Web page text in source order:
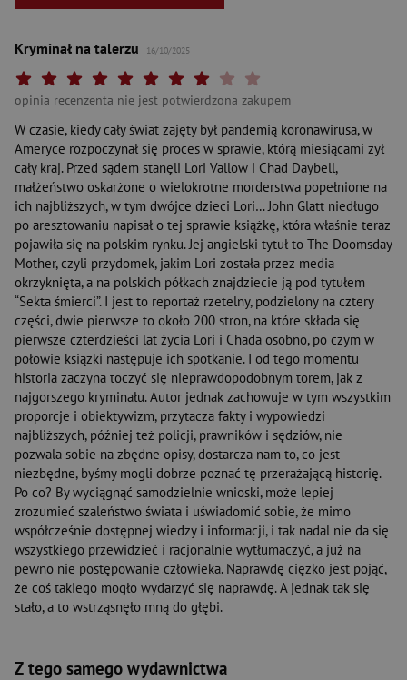
Kryminał na talerzu 16/10/2025
Twoja ocena: Arcydzieło
Twoja ocena: Wybitna 9/10"
Twoja ocena: Rewelacyjna 8/10"
Twoja ocena: Bardzo dobra 7/10"
Twoja ocena: Dobra 6/10"
Twoja ocena: Przeciętna 5/10"
Twoja ocena: Może być 4/10"
Twoja ocena: Słaba 3/10"
Twoja ocena: Bardzo słaba 2/10"
Twoja ocena: Beznadziejna 1/10"
opinia recenzenta nie jest potwierdzona zakupem
W czasie, kiedy cały świat zajęty był pandemią koronawirusa, w
Ameryce rozpoczynał się proces w sprawie, którą miesiącami żył
cały kraj. Przed sądem stanęli Lori Vallow i Chad Daybell,
małżeństwo oskarżone o wielokrotne morderstwa popełnione na
ich najbliższych, w tym dwójce dzieci Lori… John Glatt niedługo
po aresztowaniu napisał o tej sprawie książkę, która właśnie teraz
pojawiła się na polskim rynku. Jej angielski tytuł to The Doomsday
Mother, czyli przydomek, jakim Lori została przez media
okrzyknięta, a na polskich półkach znajdziecie ją pod tytułem
“Sekta śmierci”. I jest to reportaż rzetelny, podzielony na cztery
części, dwie pierwsze to około 200 stron, na które składa się
pierwsze czterdzieści lat życia Lori i Chada osobno, po czym w
połowie książki następuje ich spotkanie. I od tego momentu
historia zaczyna toczyć się nieprawdopodobnym torem, jak z
najgorszego kryminału. Autor jednak zachowuje w tym wszystkim
proporcje i obiektywizm, przytacza fakty i wypowiedzi
najbliższych, później też policji, prawników i sędziów, nie
pozwala sobie na zbędne opisy, dostarcza nam to, co jest
niezbędne, byśmy mogli dobrze poznać tę przerażającą historię.
Po co? By wyciągnąć samodzielnie wnioski, może lepiej
zrozumieć szaleństwo świata i uświadomić sobie, że mimo
współcześnie dostępnej wiedzy i informacji, i tak nadal nie da się
wszystkiego przewidzieć i racjonalnie wytłumaczyć, a już na
pewno nie postępowanie człowieka. Naprawdę ciężko jest pojąć,
że coś takiego mogło wydarzyć się naprawdę. A jednak tak się
stało, a to wstrząsnęło mną do głębi.
Z tego samego wydawnictwa